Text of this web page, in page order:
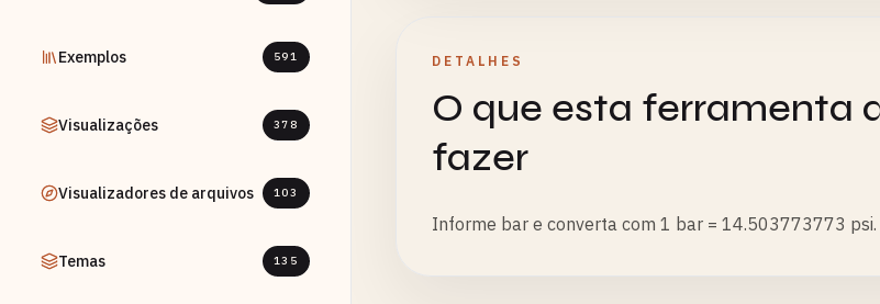
Exemplos 591
Visualizações 378
Visualizadores de arquivos 103
Temas 135
DETALHES
O que esta ferramenta
fazer
Informe bar e converta com 1 bar = 14.503773773 psi.